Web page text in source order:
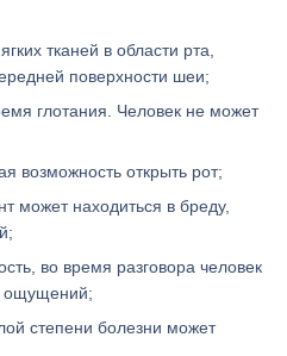
тканей в области рта,
поверхности шеи;
глотания. Человек не может
возможность открыть рот;
может находиться в бреду,
во время разговора человек
ощущений;
степени болезни может